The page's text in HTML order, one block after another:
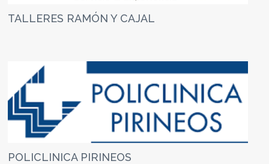
TALLERES RAMÓN Y CAJAL
POLICLINICA PIRINEOS